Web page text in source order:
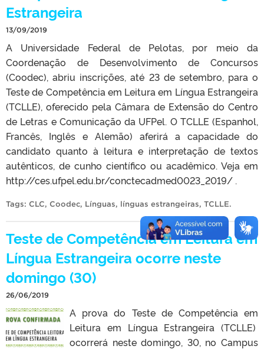
Estrangeira
13/09/2019
A Universidade Federal de Pelotas, por meio da
Coordenação de Desenvolvimento de Concursos
(Coodec), abriu inscrições, até 23 de setembro, para o
Teste de Competência em Leitura em Língua Estrangeira
(TCLLE), oferecido pela Câmara de Extensão do Centro
de Letras e Comunicação da UFPel. O TCLLE (Espanhol,
Francês, Inglês e Alemão) aferirá a capacidade do
candidato quanto à leitura e interpretação de textos
autênticos, de cunho científico ou acadêmico. Veja em
http://ces.ufpel.edu.br/conctecadmed0023_2019/ .
Tags: CLC, Coodec, Línguas, línguas estrangeiras, TCLLE.
Teste de Competência em Leitura em
Língua Estrangeira ocorre neste
domingo (30)
26/06/2019
A prova do Teste de Competência em
Leitura em Língua Estrangeira (TCLLE)
ocorrerá neste domingo, 30, no Campus